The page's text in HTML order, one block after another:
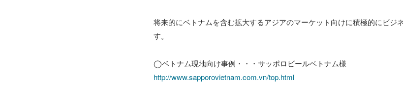
将来的にベトナムを含む拡大するアジアのマーケット向けに積極的にビジ
す。
http://www.sapporovietnam.com.vn/top.html